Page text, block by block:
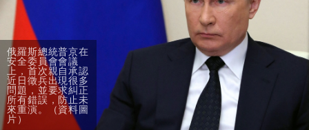
14:50
地產｜大酒店中期轉賺2300萬元 斥21億翻新香港及
13:12
國際｜特朗普赴洛杉磯高球場活動前 男子攜槍彈被捕
12:30
財經｜香港7月PMI回落至51 企業擴張放慢兼縮減人
手
11:40
財經｜黑石傳再籌逾360億美元 支援Anthropic租用
Google晶片
俄羅斯總統普京在
安全委員會會議
上，首次親自承認
近日徵兵出現很多
問題，並要求糾正
所有錯誤，防止未
來重演。（資料圖
片）